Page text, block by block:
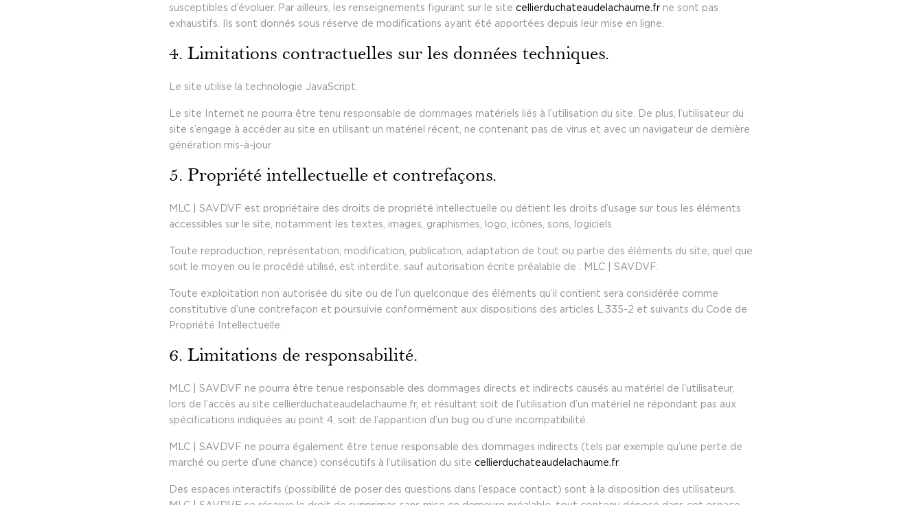
susceptibles d’évoluer. Par ailleurs, les renseignements figurant sur le sitecellierduchateaudelachaume.fr ne sont pas
exhaustifs. Ils sont donnés sous réserve de modifications ayant été apportées depuis leur mise en ligne.
4. Limitations contractuelles sur les données techniques.
Le site utilise la technologie JavaScript.
Le site Internet ne pourra être tenu responsable de dommages matériels liés à l’utilisation du site. De plus, l’utilisateur du
site s’engage à accéder au site en utilisant un matériel récent, ne contenant pas de virus et avec un navigateur de dernière
génération mis-à-jour
5. Propriété intellectuelle et contrefaçons.
MLC | SAVDVF est propriétaire des droits de propriété intellectuelle ou détient les droits d’usage sur tous les éléments
accessibles sur le site, notamment les textes, images, graphismes, logo, icônes, sons, logiciels.
Toute reproduction, représentation, modification, publication, adaptation de tout ou partie des éléments du site, quel que
soit le moyen ou le procédé utilisé, est interdite, sauf autorisation écrite préalable de : MLC | SAVDVF.
Toute exploitation non autorisée du site ou de l’un quelconque des éléments qu’il contient sera considérée comme
constitutive d’une contrefaçon et poursuivie conformément aux dispositions des articles L.335-2 et suivants du Code de
Propriété Intellectuelle.
6. Limitations de responsabilité.
MLC | SAVDVF ne pourra être tenue responsable des dommages directs et indirects causés au matériel de l’utilisateur,
lors de l’accès au site cellierduchateaudelachaume.fr, et résultant soit de l’utilisation d’un matériel ne répondant pas aux
spécifications indiquées au point 4, soit de l’apparition d’un bug ou d’une incompatibilité.
MLC | SAVDVF ne pourra également être tenue responsable des dommages indirects (tels par exemple qu’une perte de
marché ou perte d’une chance) consécutifs à l’utilisation du sitecellierduchateaudelachaume.fr.
Des espaces interactifs (possibilité de poser des questions dans l’espace contact) sont à la disposition des utilisateurs.